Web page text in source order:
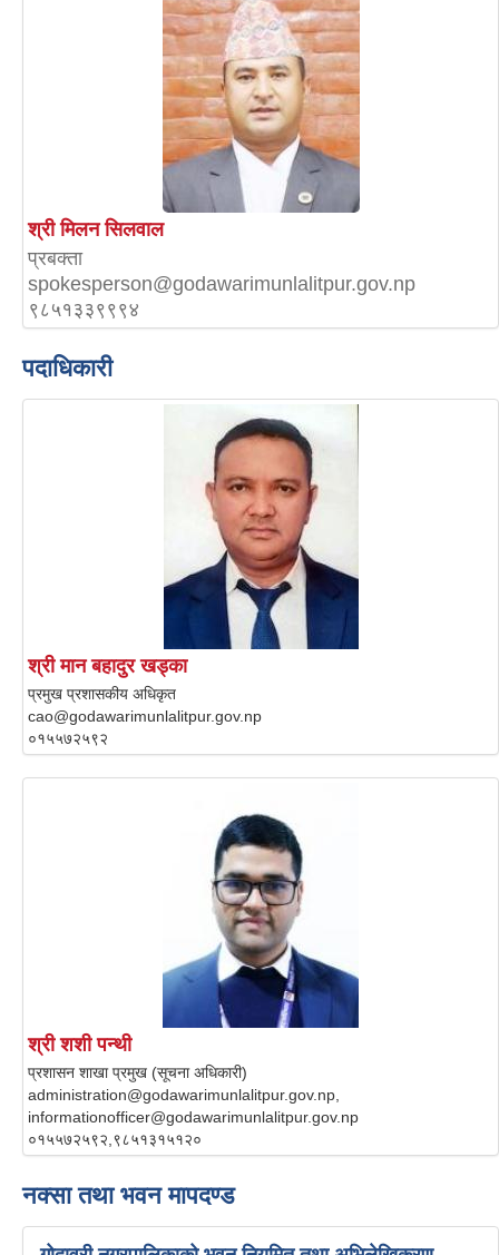
श्री मिलन सिलवाल
प्रबक्ता
spokesperson@godawarimunlalitpur.gov.np
९८५१३३९९९४
पदाधिकारी
श्री मान बहादुर खड्का
प्रमुख प्रशासकीय अधिकृत
cao@godawarimunlalitpur.gov.np
०१५५७२५९२
श्री शशी पन्थी
प्रशासन शाखा प्रमुख (सूचना अधिकारी)
administration@godawarimunlalitpur.gov.np,
informationofficer@godawarimunlalitpur.gov.np
०१५५७२५९२,९८५१३१५१२०
नक्सा तथा भवन मापदण्ड